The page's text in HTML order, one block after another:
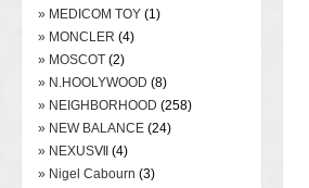
» MEDICOM TOY (1)
» MONCLER (4)
» MOSCOT (2)
» N.HOOLYWOOD (8)
» NEIGHBORHOOD (258)
» NEW BALANCE (24)
» NEXUSⅦ (4)
» Nigel Cabourn (3)